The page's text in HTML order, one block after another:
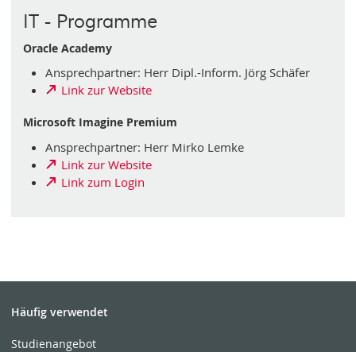
IT - Programme
Oracle Academy
Ansprechpartner: Herr Dipl.-Inform. Jörg Schäfer
Link zur Website
Microsoft Imagine Premium
Ansprechpartner: Herr Mirko Lemke
Link zur Website
Link zum Login
Häufig verwendet
Studienangebot